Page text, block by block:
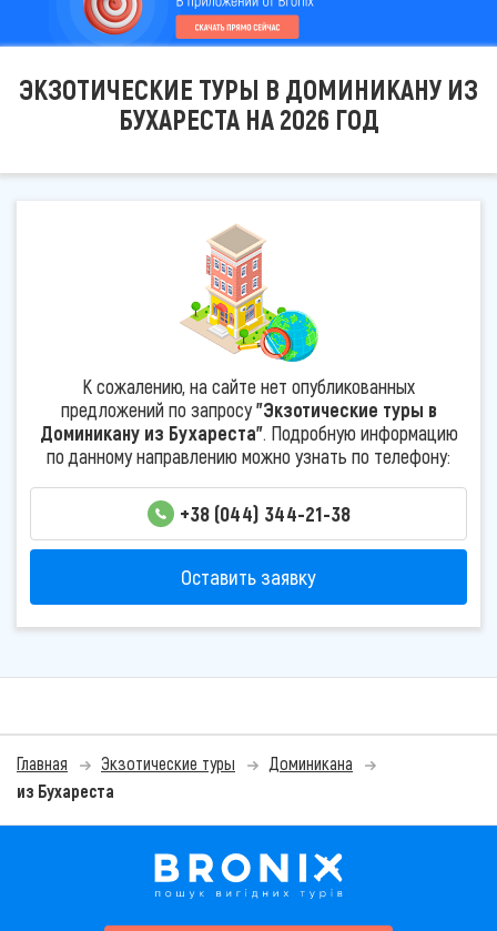
ЭКЗОТИЧЕСКИЕ ТУРЫ В ДОМИНИКАНУ ИЗ
БУХАРЕСТА НА 2026 ГОД
К сожалению, на сайте нет опубликованных
предложений по запросу"Экзотические туры в
Доминикану из Бухареста". Подробную информацию
по данному направлению можно узнать по телефону:
+38 (044) 344-21-38
Оставить заявку
Главная Экзотические туры
Доминикана
из Бухареста